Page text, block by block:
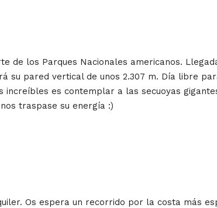
de los Parques Nacionales americanos.
su pared vertical de unos 2.307 m. Día libre
increíbles es contemplar a las secuoyas
traspase su energía :)
Os espera un recorrido por la costa más